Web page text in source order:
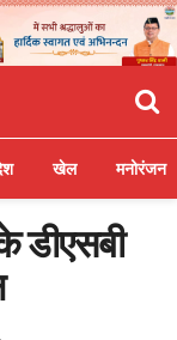
खेल मनोरंजन
डीएसबी